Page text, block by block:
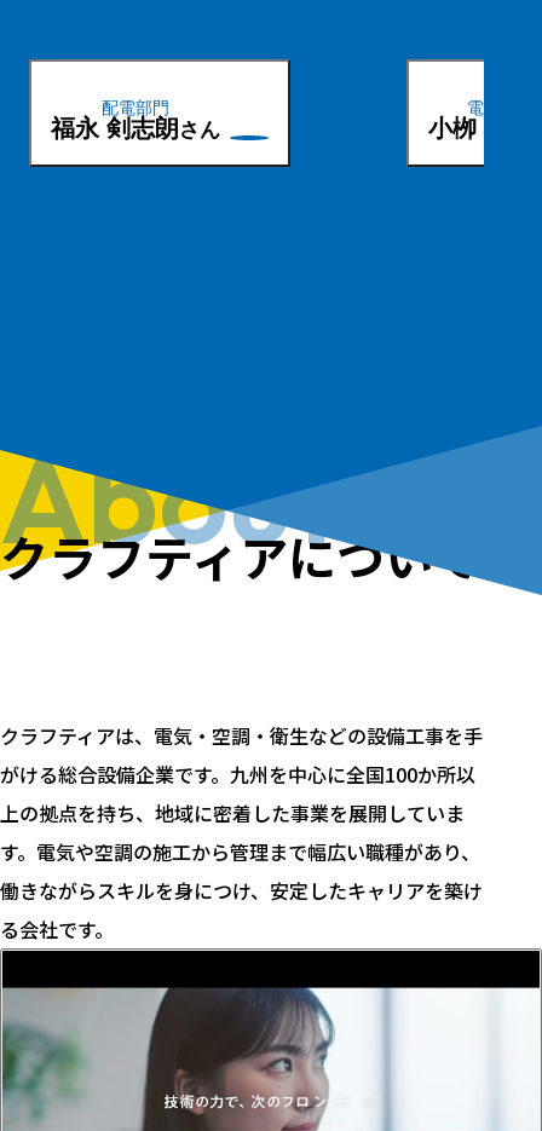
配電部門
福永 剣志朗 さん
電気部門
小栁 颯汰
About us
クラフティアについて
クラフティアは、電気・空調・衛生などの設備工事を手
がける総合設備企業です。九州を中心に全国100か所以
上の拠点を持ち、地域に密着した事業を展開していま
す。電気や空調の施工から管理まで幅広い職種があり、
働きながらスキルを身につけ、安定したキャリアを築け
る会社です。